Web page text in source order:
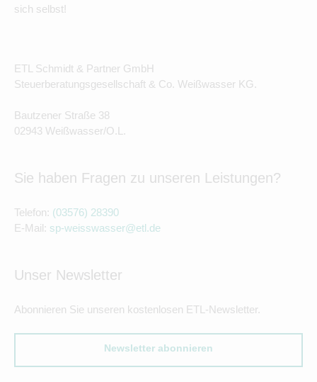
sich selbst!
ETL Schmidt & Partner GmbH
Steuerberatungsgesellschaft & Co. Weißwasser KG.
Bautzener Straße 38
02943 Weißwasser/O.L.
Sie haben Fragen zu unseren Leistungen?
Telefon: (03576) 28390
E-Mail: sp-weisswasser@etl.de
Unser Newsletter
Abonnieren Sie unseren kostenlosen ETL-Newsletter.
Newsletter abonnieren